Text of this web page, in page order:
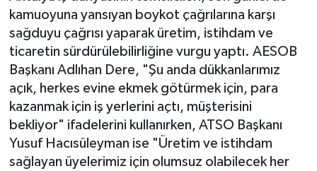
kamuoyuna yansıyan boykot çağrılarına karşı
sağduyu çağrısı yaparak üretim, istihdam ve
ticaretin sürdürülebilirliğine vurgu yaptı. AESOB
Başkanı Adlıhan Dere, "Şu anda dükkanlarımız
açık, herkes evine ekmek götürmek için, para
kazanmak için iş yerlerini açtı, müşterisini
bekliyor" ifadelerini kullanırken, ATSO Başkanı
Yusuf Hacısüleyman ise "Üretim ve istihdam
sağlayan üyelerimiz için olumsuz olabilecek her